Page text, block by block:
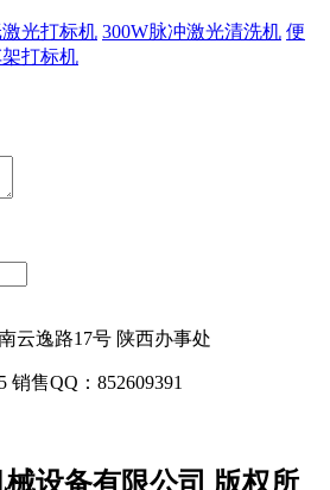
光打标机 300W脉冲激光清洗机 便
打标机
云逸路17号 陕西办事处
销售QQ：852609391
设备有限公司 版权所